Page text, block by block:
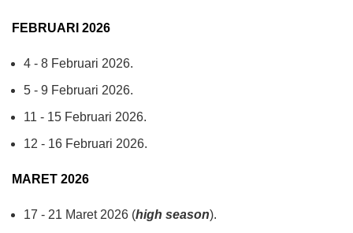
FEBRUARI 2026
4 - 8 Februari 2026.
5 - 9 Februari 2026.
11 - 15 Februari 2026.
12 - 16 Februari 2026.
MARET 2026
17 - 21 Maret 2026 (high season).